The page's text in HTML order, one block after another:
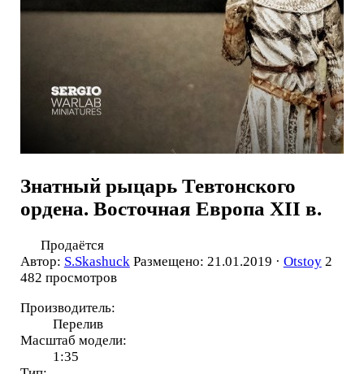
Знатный рыцарь Тевтонского
ордена. Восточная Европа ХII в.
Продаётся
Автор: S.Skashuck Размещено: 21.01.2019 · Otstoy 2
482 просмотров
Производитель:
Перелив
Масштаб модели:
1:35